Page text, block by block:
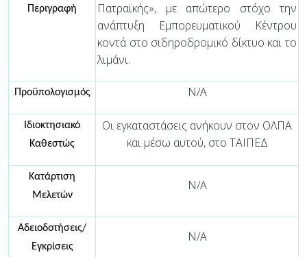
Περιγραφή
Πατραϊκής», με απώτερο στόχο την
ανάπτυξη Εμπορευματικού Κέντρου
κοντά στο σιδηροδρομικό δίκτυο και το
λιμάνι.
Προϋπολογισμός Ν/Α
Ιδιοκτησιακό
Καθεστώς
Οι εγκαταστάσεις ανήκουν στον ΟΛΠΑ
και μέσω αυτού, στο ΤΑΙΠΕΔ
Κατάρτιση
Μελετών
Ν/Α
Αδειοδοτήσεις/
Εγκρίσεις
Ν/Α